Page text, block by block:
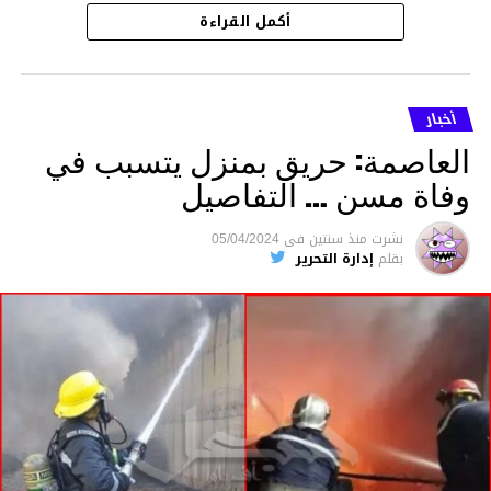
هذا وقد تمكن أعوان مركز الأمن الوطني بحي
هلال في توقيت قياسي من محاصرة المشتبه به
والقبض عليه وإحالته على التحقيق في خصوص
ما نُسبه إليه.
متابعة
قسم الاخبار
أكمل القراءة
أخبار
العاصمة: حريق بمنزل يتسبب في
وفاة مسن … التفاصيل
نشرت منذ سنتين فى 05/04/2024
بقلم إدارة التحرير